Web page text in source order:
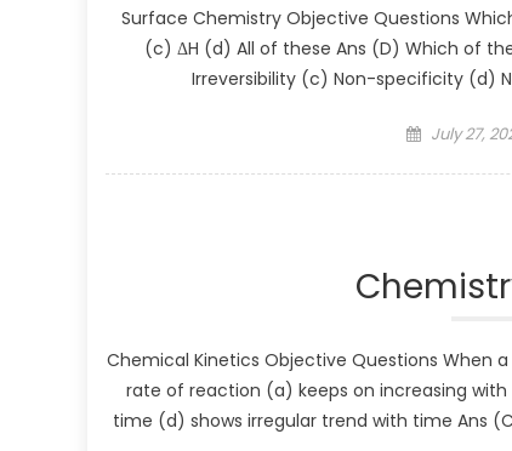
Surface Chemistry Objective Questions
(c) ΔH (d) All of these Ans (D) Which of
Irreversibility (c) Non-specificity (d)
Posted on
July 27,
Chemical Kinetics Objective Questions When
rate of reaction (a) keeps on increasing
time (d) shows irregular trend with time Ans